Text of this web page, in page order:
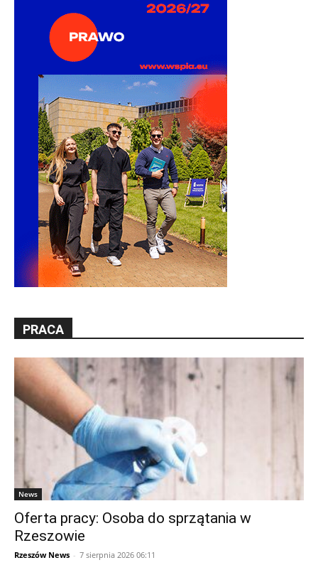
PRACA
News
Oferta pracy: Osoba do sprzątania w
Rzeszowie
Rzeszów News - 7 sierpnia 2026 06:11